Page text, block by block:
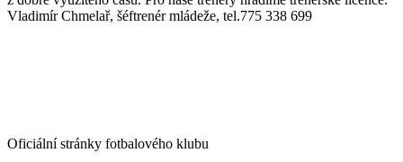
Vladimír Chmelař, šéftrenér mládeže, tel.775 338 699
Oficiální stránky fotbalového klubu